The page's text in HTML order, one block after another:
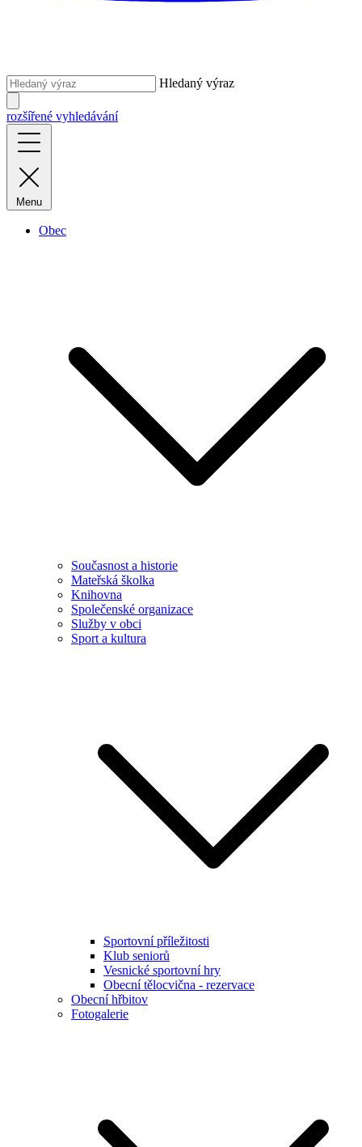
Hledaný výraz
rozšířené vyhledávání
Menu
Obec
Současnost a historie
Mateřská školka
Knihovna
Společenské organizace
Služby v obci
Sport a kultura
Sportovní příležitosti
Klub seniorů
Vesnické sportovní hry
Obecní tělocvična - rezervace
Obecní hřbitov
Fotogalerie